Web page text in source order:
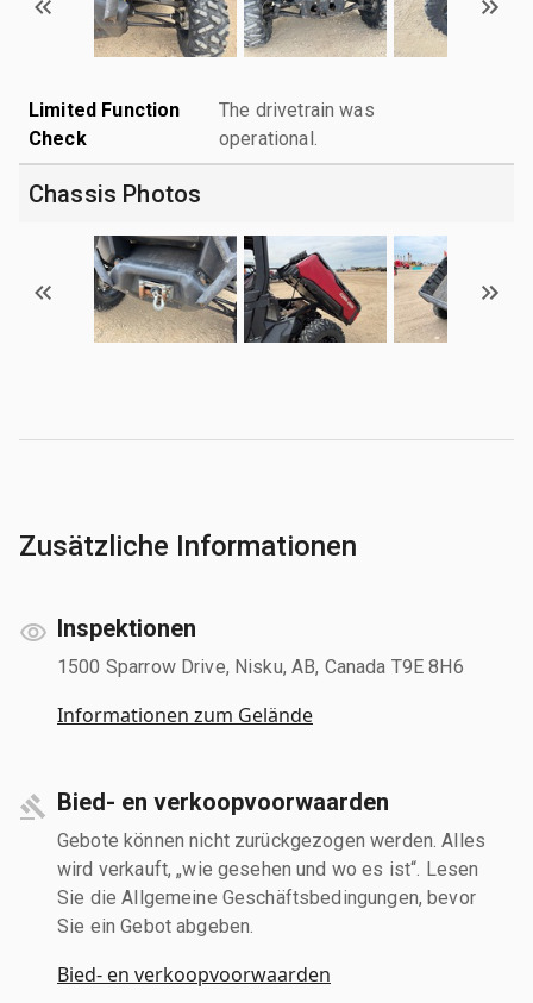
Limited Function
Check
The drivetrain was
operational.
Chassis Photos
Zusätzliche Informationen
Inspektionen
1500 Sparrow Drive, Nisku, AB, Canada T9E 8H6
Informationen zum Gelände
Bied- en verkoopvoorwaarden
Gebote können nicht zurückgezogen werden. Alles
wird verkauft, „wie gesehen und wo es ist“. Lesen
Sie die Allgemeine Geschäftsbedingungen, bevor
Sie ein Gebot abgeben.
Bied- en verkoopvoorwaarden